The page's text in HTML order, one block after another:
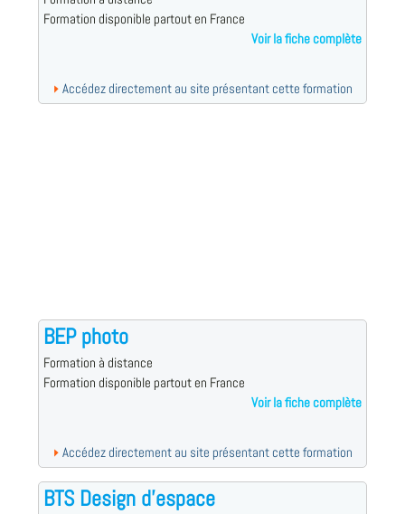
Formation disponible partout en France
Voir la fiche complète
Accédez directement au site présentant cette formation
BEP photo
Formation à distance
Formation disponible partout en France
Voir la fiche complète
Accédez directement au site présentant cette formation
BTS Design d'espace